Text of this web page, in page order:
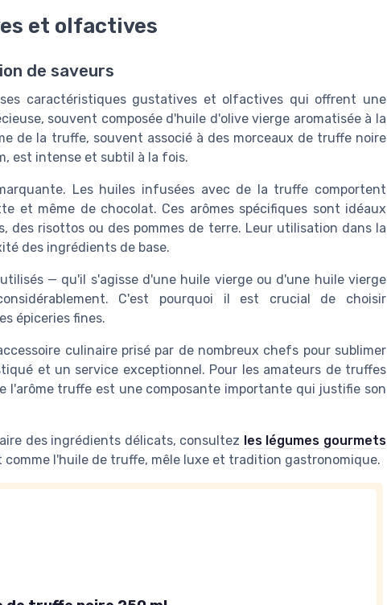
et olfactives
de saveurs
caractéristiques gustatives et olfactives qui offrent une
souvent composée d'huile d'olive vierge aromatisée à la
de la truffe, souvent associé à des morceaux de truffe noire
est intense et subtil à la fois.
Les huiles infusées avec de la truffe comportent
et même de chocolat. Ces arômes spécifiques sont idéaux
des risottos ou des pommes de terre. Leur utilisation dans la
des ingrédients de base.
— qu'il s'agisse d'une huile vierge ou d'une huile vierge
C'est pourquoi il est crucial de choisir
épiceries fines.
culinaire prisé par de nombreux chefs pour sublimer
et un service exceptionnel. Pour les amateurs de truffes
l'arôme truffe est une composante importante qui justifie son
des ingrédients délicats, consultez les légumes gourmets
l'huile de truffe, mêle luxe et tradition gastronomique.